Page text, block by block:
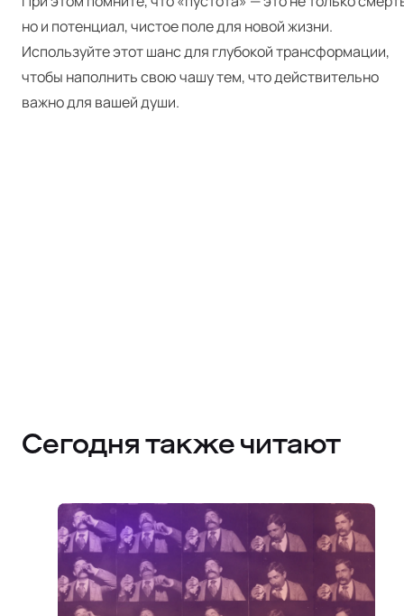
но и потенциал, чистое поле для новой жизни.
Используйте этот шанс для глубокой трансформации,
чтобы наполнить свою чашу тем, что действительно
важно для вашей души.
Сегодня также читают